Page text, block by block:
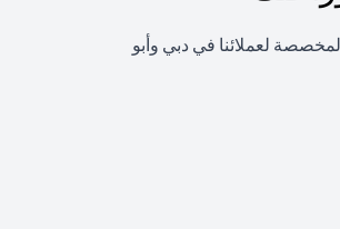
لعملائنا في دبي وأبو